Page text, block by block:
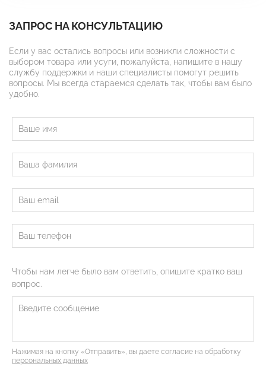
ЗАПРОС НА КОНСУЛЬТАЦИЮ
Если у вас остались вопросы или возникли сложности с
выбором товара или усуги, пожалуйста, напишите в нашу
службу поддержки и наши специалисты помогут решить
вопросы. Мы всегда стараемся сделать так, чтобы вам было
удобно.
Чтобы нам легче было вам ответить, опишите кратко ваш
вопрос.
Нажимая на кнопку «Отправить», вы даете согласие на обработку
персональных данных